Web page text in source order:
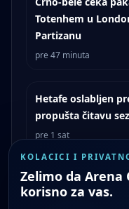
Totenhem u
Partizanu
pre 47 minuta
Hetafe oslabljen
propušta čitavu
pre 1 sat
KOLACICI I
Zelimo da Arena
korisno za vas.